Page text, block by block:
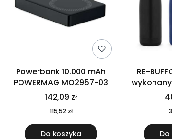
Powerbank 10.000 mAh
POWERMAG MO2957-03
142,09 zł
115,52 zł
Do koszyka
RE-
Do